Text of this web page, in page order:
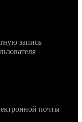
запись
почты